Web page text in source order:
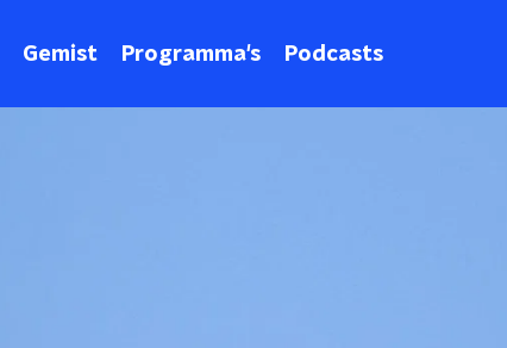
Gemist Programma's Podcasts